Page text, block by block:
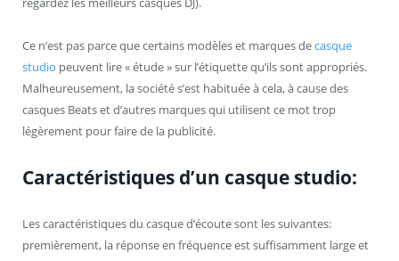
Ce n’est pas parce que certains modèles et marques decasque
studio peuvent lire « étude » sur l’étiquette qu’ils sont appropriés.
Malheureusement, la société s’est habituée à cela, à cause des
casques Beats et d’autres marques qui utilisent ce mot trop
légèrement pour faire de la publicité.
Caractéristiques d’un casque studio:
Les caractéristiques du casque d’écoute sont les suivantes:
premièrement, la réponse en fréquence est suffisamment large et